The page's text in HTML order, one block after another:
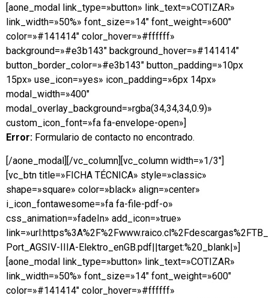
[aone_modal link_type=»button» link_text=»COTIZAR»
link_width=»50%» font_size=»14″ font_weight=»600″
color=»#141414″ color_hover=»#ffffff»
background=»#e3b143″ background_hover=»#141414″
button_border_color=»#e3b143″ button_padding=»10px
15px» use_icon=»yes» icon_padding=»6px 14px»
modal_width=»400″
modal_overlay_background=»rgba(34,34,34,0.9)»
custom_icon_font=»fa fa-envelope-open»]
Error: Formulario de contacto no encontrado.
[/aone_modal][/vc_column][vc_column width=»1/3″]
[vc_btn title=»FICHA TÉCNICA» style=»classic»
shape=»square» color=»black» align=»center»
i_icon_fontawesome=»fa fa-file-pdf-o»
css_animation=»fadeIn» add_icon=»true»
Port_AGSIV-IIIA-Elektro_enGB.pdf||target:%20_blank|»]
[aone_modal link_type=»button» link_text=»COTIZAR»
link_width=»50%» font_size=»14″ font_weight=»600″
color=»#141414″ color_hover=»#ffffff»